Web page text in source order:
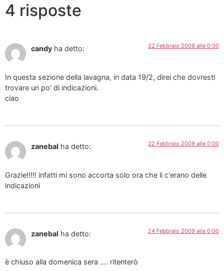
4 risposte
candy ha detto: 22 Febbraio 2009 alle 0:00
In questa sezione della lavagna, in data 19/2, direi che dovresti
trovare un po' di indicazioni.
ciao
zanebal ha detto: 22 Febbraio 2009 alle 0:00
Grazie!!!!! infatti mi sono accorta solo ora che li c'erano delle
indicazioni
zanebal ha detto: 24 Febbraio 2009 alle 0:00
è chiuso alla domenica sera …. ritenterò